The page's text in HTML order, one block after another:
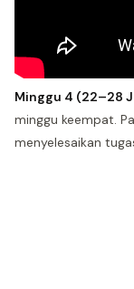
Minggu 4 (22–28
minggu keempat.
menyelesaikan